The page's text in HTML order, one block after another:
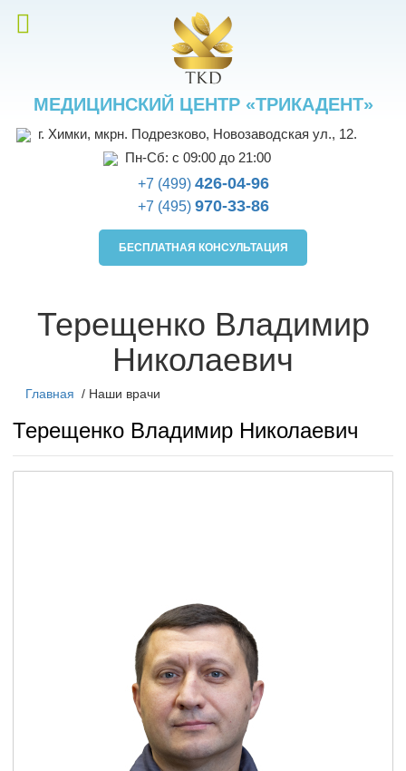
МЕДИЦИНСКИЙ ЦЕНТР «ТРИКАДЕНТ»
г. Химки, мкрн. Подрезково, Новозаводская ул., 12.
Пн-Сб: с 09:00 до 21:00
+7 (499) 426-04-96
+7 (495) 970-33-86
БЕСПЛАТНАЯ КОНСУЛЬТАЦИЯ
Терещенко Владимир
Николаевич
Главная / Наши врачи
Терещенко Владимир Николаевич